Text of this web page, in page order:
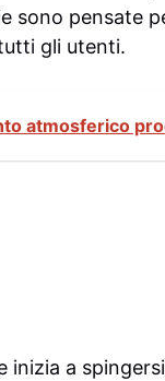
sono pensate
gli utenti.
atmosferico
inizia a